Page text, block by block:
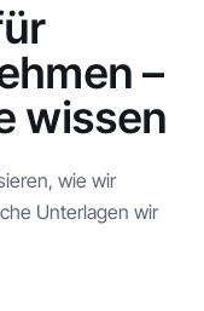
–
wissen
wie wir
Unterlagen wir